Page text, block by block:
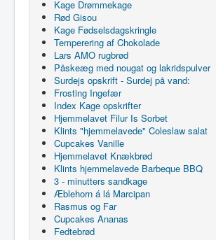
Kage Drømmekage
Rød Gisou
Kage Fødselsdagskringle
Temperering af Chokolade
Lars AMO rugbrød
Påskeæg med nougat og lakridspulver
Surdejs opskrift - Surdej på vand:
Frosting Ingefær
Index Kage opskrifter
Hjemmelavet Filur Is Sorbet
Klints "hjemmelavede" Coleslaw salat
Cupcakes Vanille
Hjemmelavet Knækbrød
Klints hjemmelavede Barbeque BBQ
3 - minutters sandkage
Æblehorn á lá Marcipan
Rasmus og Far
Cupcakes Ananas
Fedtebrød